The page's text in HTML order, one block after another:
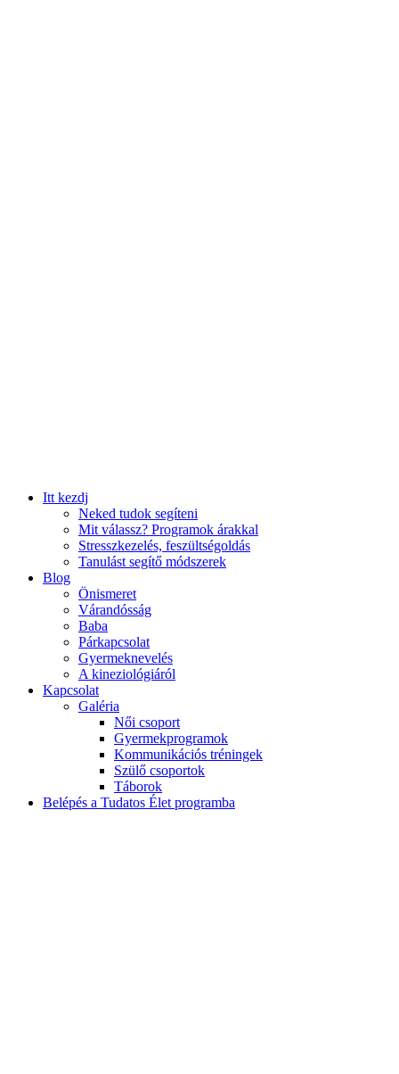
Itt kezdj
Neked tudok segíteni
Mit válassz? Programok árakkal
Stresszkezelés, feszültségoldás
Tanulást segítő módszerek
Blog
Önismeret
Várandósság
Baba
Párkapcsolat
Gyermeknevelés
A kineziológiáról
Kapcsolat
Galéria
Női csoport
Gyermekprogramok
Kommunikációs tréningek
Szülő csoportok
Táborok
Belépés a Tudatos Élet programba